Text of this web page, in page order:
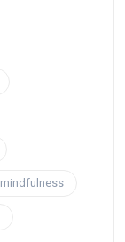
mindfulness